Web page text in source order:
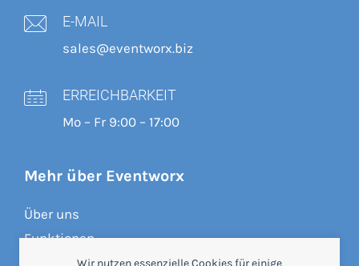
Wir nutzen essenzielle Cookies für einige
E-MAIL
sales@eventworx.biz
ERREICHBARKEIT
Mo – Fr 9:00 – 17:00
Mehr über Eventworx
Über uns
Funktionen